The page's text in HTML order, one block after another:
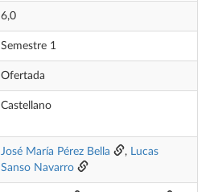
6,0
Semestre 1
Ofertada
Castellano
José María Pérez Bella , Lucas
Sanso Navarro